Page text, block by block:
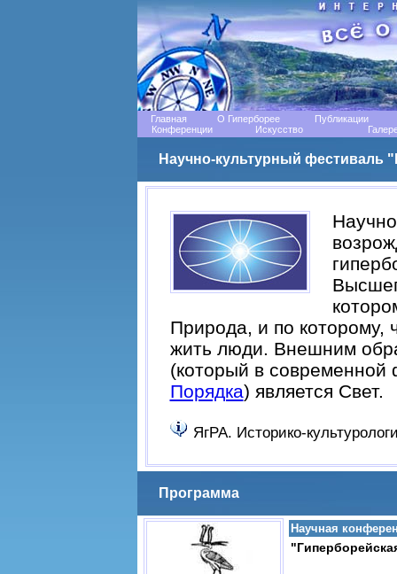
Главная О Гиперборее
Публикации
Конференции
Искусство
Научно-культурный фестиваль
Природа, и по
жить люди. Внешним
(который в
Порядка) является Свет.
ЯгРА. Историко-
Программа
Научная